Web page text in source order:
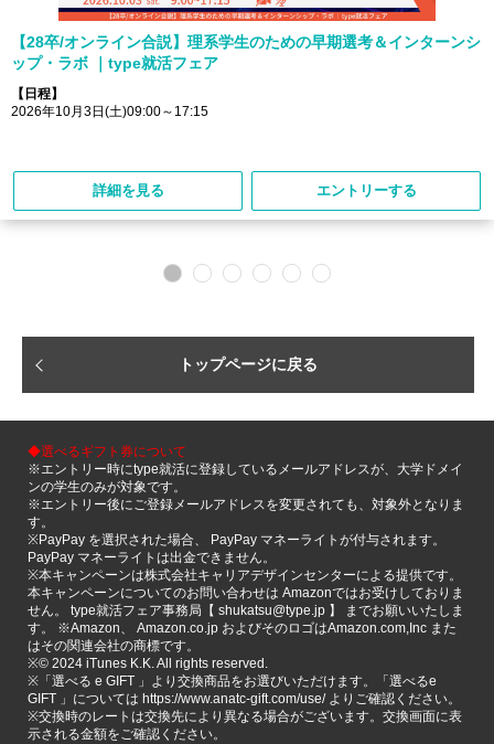
【28卒/オンライン合説】理系学生のための早期選考＆インターンシ
ップ・ラボ ｜type就活フェア
【日程】
2026年10月3日(土)09:00～17:15
詳細を見る エントリーする
トップページに戻る
◆選べるギフト券について
※エントリー時にtype就活に登録しているメールアドレスが、大学ドメイ
ンの学生のみが対象です。
※エントリー後にご登録メールアドレスを変更されても、対象外となりま
す。
※PayPay を選択された場合、 PayPay マネーライトが付与されます。
PayPay マネーライトは出金できません。
※本キャンペーンは株式会社キャリアデザインセンターによる提供です。
本キャンペーンについてのお問い合わせは Amazonではお受けしておりま
せん。 type就活フェア事務局【 shukatsu@type.jp 】 までお願いいたしま
す。 ※Amazon、 Amazon.co.jp およびそのロゴはAmazon.com,Inc また
はその関連会社の商標です。
※©️ 2024 iTunes K.K. All rights reserved.
※「選べる e GIFT 」より交換商品をお選びいただけます。「選べるe
GIFT 」については https://www.anatc-gift.com/use/ よりご確認ください。
※交換時のレートは交換先により異なる場合がございます。交換画面に表
示される金額をご確認ください。